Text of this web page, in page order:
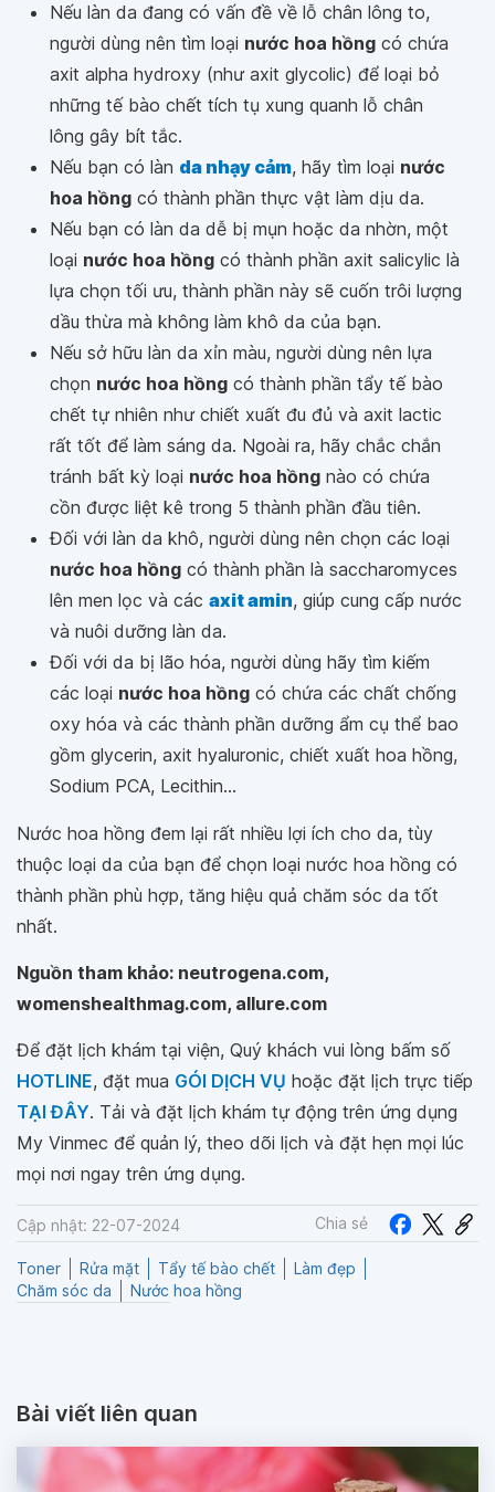
Nếu làn da đang có vấn đề về lỗ chân lông to,
người dùng nên tìm loại nước hoa hồng có chứa
axit alpha hydroxy (như axit glycolic) để loại bỏ
những tế bào chết tích tụ xung quanh lỗ chân
lông gây bít tắc.
Nếu bạn có làn da nhạy cảm, hãy tìm loại nước
hoa hồng có thành phần thực vật làm dịu da.
Nếu bạn có làn da dễ bị mụn hoặc da nhờn, một
loại nước hoa hồng có thành phần axit salicylic là
lựa chọn tối ưu, thành phần này sẽ cuốn trôi lượng
dầu thừa mà không làm khô da của bạn.
Nếu sở hữu làn da xỉn màu, người dùng nên lựa
chọn nước hoa hồng có thành phần tẩy tế bào
chết tự nhiên như chiết xuất đu đủ và axit lactic
rất tốt để làm sáng da. Ngoài ra, hãy chắc chắn
tránh bất kỳ loại nước hoa hồng nào có chứa
cồn được liệt kê trong 5 thành phần đầu tiên.
Đối với làn da khô, người dùng nên chọn các loại
nước hoa hồng có thành phần là saccharomyces
lên men lọc và các axit amin, giúp cung cấp nước
và nuôi dưỡng làn da.
Đối với da bị lão hóa, người dùng hãy tìm kiếm
các loại nước hoa hồng có chứa các chất chống
oxy hóa và các thành phần dưỡng ẩm cụ thể bao
gồm glycerin, axit hyaluronic, chiết xuất hoa hồng,
Sodium PCA, Lecithin...
Nước hoa hồng đem lại rất nhiều lợi ích cho da, tùy
thuộc loại da của bạn để chọn loại nước hoa hồng có
thành phần phù hợp, tăng hiệu quả chăm sóc da tốt
nhất.
Nguồn tham khảo: neutrogena.com,
womenshealthmag.com, allure.com
Để đặt lịch khám tại viện, Quý khách vui lòng bấm số
HOTLINE, đặt mua GÓI DỊCH VỤ hoặc đặt lịch trực tiếp
TẠI ĐÂY. Tải và đặt lịch khám tự động trên ứng dụng
My Vinmec để quản lý, theo dõi lịch và đặt hẹn mọi lúc
mọi nơi ngay trên ứng dụng.
Cập nhật: 22-07-2024 Chia sẻ
Toner Rửa mặt Tẩy tế bào chết
Làm đẹp
Chăm sóc da
Nước hoa hồng
Bài viết liên quan